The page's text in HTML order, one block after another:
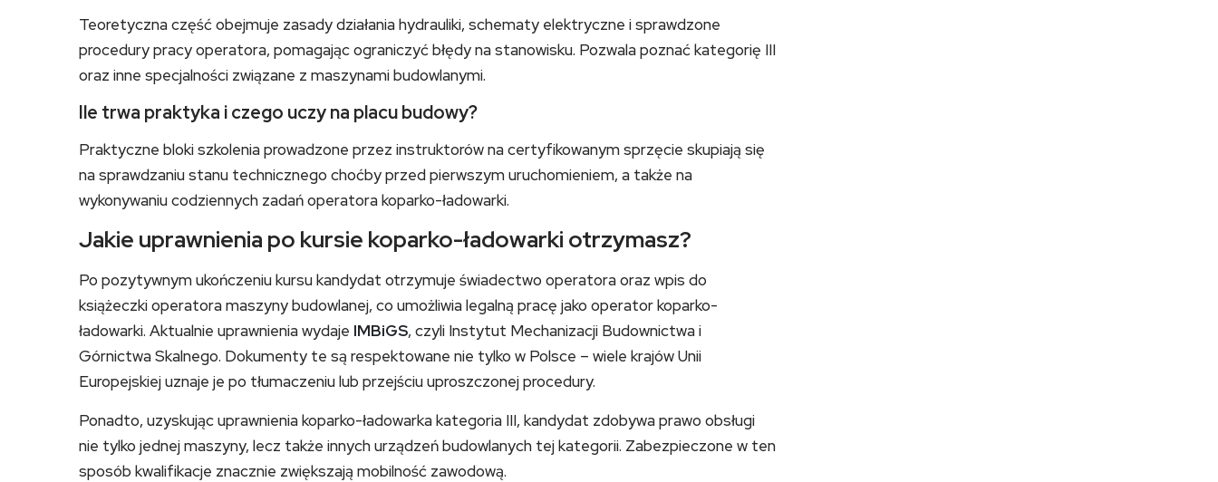
Teoretyczna część obejmuje zasady działania hydrauliki, schematy elektryczne i sprawdzone
procedury pracy operatora, pomagając ograniczyć błędy na stanowisku. Pozwala poznać kategorię III
oraz inne specjalności związane z maszynami budowlanymi.
Ile trwa praktyka i czego uczy na placu budowy?
Praktyczne bloki szkolenia prowadzone przez instruktorów na certyfikowanym sprzęcie skupiają się
na sprawdzaniu stanu technicznego choćby przed pierwszym uruchomieniem, a także na
wykonywaniu codziennych zadań operatora koparko-ładowarki.
Jakie uprawnienia po kursie koparko-ładowarki otrzymasz?
Po pozytywnym ukończeniu kursu kandydat otrzymuje świadectwo operatora oraz wpis do
książeczki operatora maszyny budowlanej, co umożliwia legalną pracę jako operator koparko-
ładowarki. Aktualnie uprawnienia wydaje IMBiGS, czyli Instytut Mechanizacji Budownictwa i
Górnictwa Skalnego. Dokumenty te są respektowane nie tylko w Polsce – wiele krajów Unii
Europejskiej uznaje je po tłumaczeniu lub przejściu uproszczonej procedury.
Ponadto, uzyskując uprawnienia koparko-ładowarka kategoria III, kandydat zdobywa prawo obsługi
nie tylko jednej maszyny, lecz także innych urządzeń budowlanych tej kategorii. Zabezpieczone w ten
sposób kwalifikacje znacznie zwiększają mobilność zawodową.